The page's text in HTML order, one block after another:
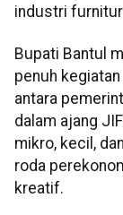
industri
Bupati Bantul
penuh
antara
dalam ajang
mikro, kecil,
roda
kreatif.